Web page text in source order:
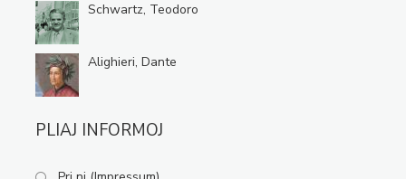
Schwartz, Teodoro
Alighieri, Dante
PLIAJ INFORMOJ